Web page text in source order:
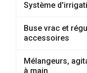
Système
Buse vrac et
accessoires
Mélangeurs,
à main